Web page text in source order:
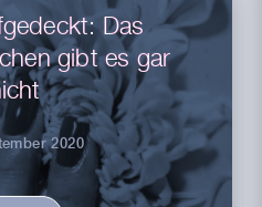
Das
gibt es gar
2020